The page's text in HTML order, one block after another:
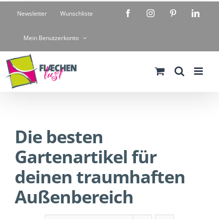
springen
Newsletter Wunschliste
Mein Benutzerkonto
FacebookInstagramPinterest
Die besten
Gartenartikel für
deinen traumhaften
Außenbereich